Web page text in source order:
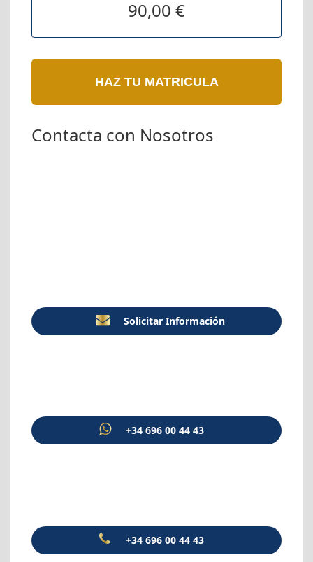
90,00 €
HAZ TU MATRICULA
Contacta con Nosotros
Solicitar Información
+34 696 00 44 43
+34 696 00 44 43